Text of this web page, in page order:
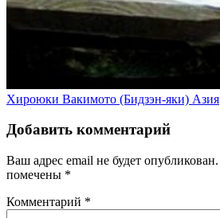
Хироюки Вакимото (Бидзэн-яки) Азия
Добавить комментарий
Ваш адрес email не будет опубликован.
помечены *
Комментарий *